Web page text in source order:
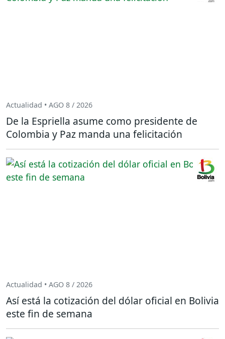
Actualidad • AGO 8 / 2026
De la Espriella asume como presidente de
Colombia y Paz manda una felicitación
Actualidad • AGO 8 / 2026
Así está la cotización del dólar oficial en Bolivia
este fin de semana